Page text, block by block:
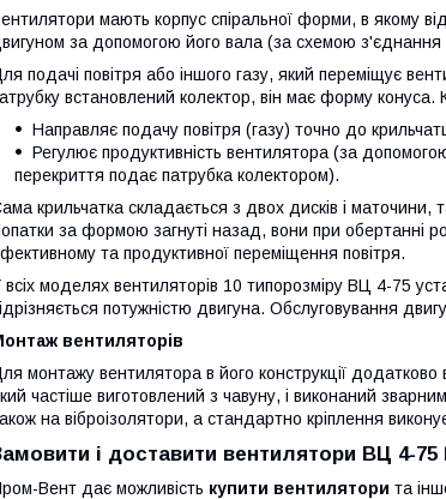
мають корпус спіральної форми, в якому
за допомогою його вала (за схемою з'єднання
подачі повітря або іншого газу, який переміщує
встановлений колектор, він має форму конуса.
Направляє подачу повітря (газу) точно до
Регулює продуктивність вентилятора (за
перекриття подає патрубка колектором).
крильчатка складається з двох дисків і маточини,
за формою загнуті назад, вони при обертанні
та продуктивної переміщення повітря.
всіх моделях вентиляторів 10 типорозміру ВЦ 4-75
потужністю двигуна. Обслуговування
вентиляторів
монтажу вентилятора в його конструкції
частіше виготовлений з чавуну, і виконаний
на віброізолятори, а стандартно кріплення
і доставити вентилятори ВЦ 4-75
Вент дає можливість купити вентилятори та